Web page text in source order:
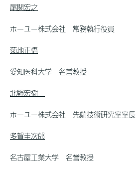
尾関宏之
ホーユー株式会社 常務執行役員
菊地正悟
愛知医科大学 名誉教授
北野宏樹
ホーユー株式会社 先端技術研究室室長
多賀圭次郎
名古屋工業大学 名誉教授